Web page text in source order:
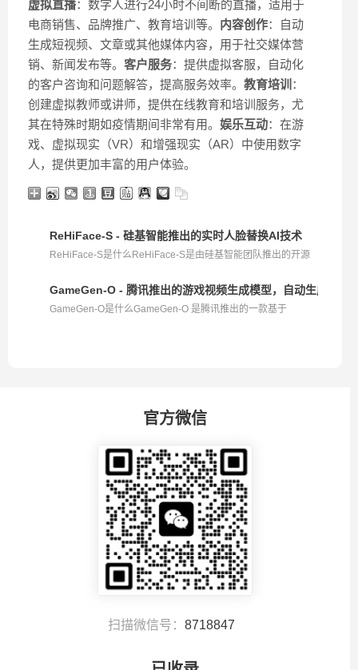
虚拟直播：数字人进行24小时不间断的直播，适用于
电商销售、品牌推广、教育培训等。 内容创作：自动
生成短视频、文章或其他媒体内容，用于社交媒体营
销、新闻发布等。 客户服务：提供虚拟客服，自动化
的客户咨询和问题解答，提高服务效率。 教育培训 ：
创建虚拟教师或讲师，提供在线教育和培训服务，尤
其在特殊时期如疫情期间非常有用。 娱乐互动：在游
戏、虚拟现实（VR）和增强现实（AR）中使用数字
人，提供更加丰富的用户体验。
ReHiFace-S - 硅基智能推出的实时人脸替换AI技术
ReHiFace-S是什么ReHiFace-S是由硅基智能团队推出的开源
GameGen-O - 腾讯推出的游戏视频生成模型，自动生成角色
GameGen-O是什么GameGen-O 是腾讯推出的一款基于
官方微信
扫描微信号： 8718847